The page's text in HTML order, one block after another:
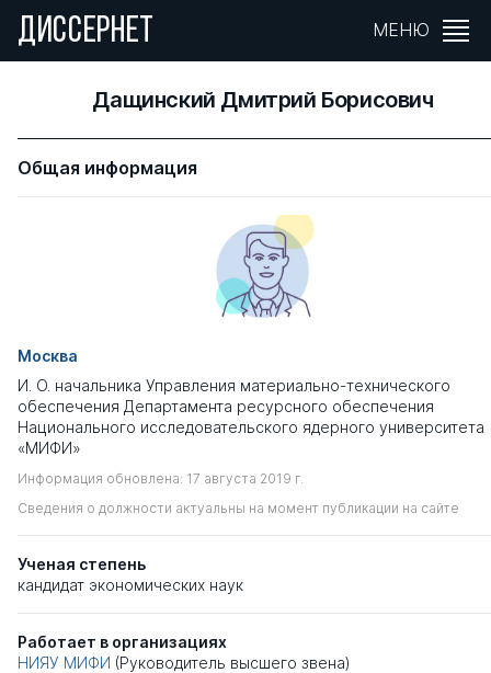
ДИССЕРНЕТ МЕНЮ
Дащинский Дмитрий Борисович
Общая информация
Москва
И. О. начальника Управления материально-технического
обеспечения Департамента ресурсного обеспечения
Национального исследовательского ядерного университета
«МИФИ»
Информация обновлена: 17 августа 2019 г.
Сведения о должности актуальны на момент публикации на сайте
Ученая степень
кандидат экономических наук
Работает в организациях
НИЯУ МИФИ (Руководитель высшего звена)